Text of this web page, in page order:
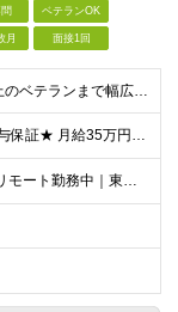
ベテランOK
月 面接1回
≪2年目の若手から20年以上のベテランまで幅広く活躍！≫ ■組込系開発の実務経験をお持ちの方(フェーズや言語、リーダー経験などは一切不問) ■学歴不問 ＼下記経験をお持ちの方は優遇します／ ●C言語
★還元率最高88％！前職給与保証★ 月給35万円～＋賞与年2回 ★還元率は案件単価の76～88％！ ★入社祝い金10～30万円！住宅・在宅・家族など手当充実！ ◎経験・スキルなどを考慮し、優遇し
＼フルリモートOK！7割がリモート勤務中｜東京・愛知・大阪で積極採用中！／ 東京・神奈川・千葉・埼玉、大阪・京都・兵庫・滋賀、愛知などのプロジェクト先、または在宅勤務 ★転勤なし ★希望するエリアで